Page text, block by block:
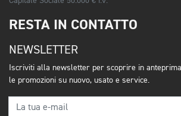
RESTA IN CONTATTO
NEWSLETTER
Iscriviti alla newsletter per scoprire in
le promozioni su nuovo, usato e service.